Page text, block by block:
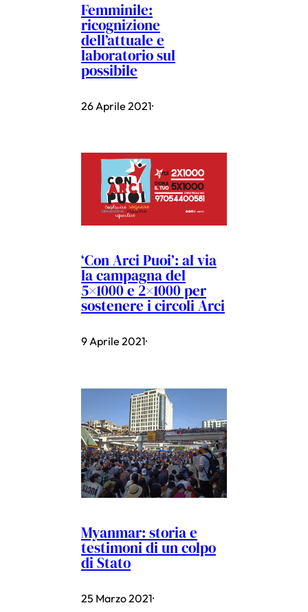
Femminile:
ricognizione
dell’attuale e
laboratorio sul
possibile
26 Aprile 2021·
‘Con Arci Puoi’: al via
la campagna del
5×1000 e 2×1000 per
sostenere i circoli Arci
9 Aprile 2021·
Myanmar: storia e
testimoni di un colpo
di Stato
25 Marzo 2021·